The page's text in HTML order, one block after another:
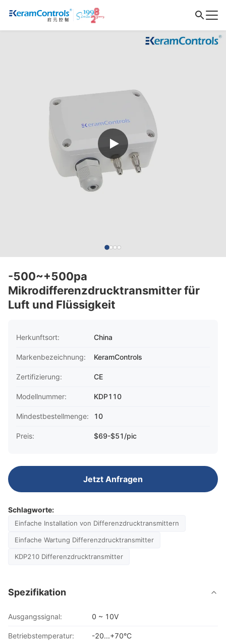
-500~+500pa
Mikrodifferenzdrucktransmitter für
Luft und Flüssigkeit
Herkunftsort: China
Markenbezeichnung: KeramControls
Zertifizierung: CE
Modellnummer: KDP110
Mindestbestellmenge: 10
Preis: $69-$51/pic
Jetzt Anfragen
Schlagworte:
Einfache Installation von Differenzdrucktransmittern
Einfache Wartung Differenzdrucktransmitter
KDP210 Differenzdrucktransmitter
Spezifikation
Ausgangssignal: 0 ~ 10V
Betriebstemperatur: -20...+70°C